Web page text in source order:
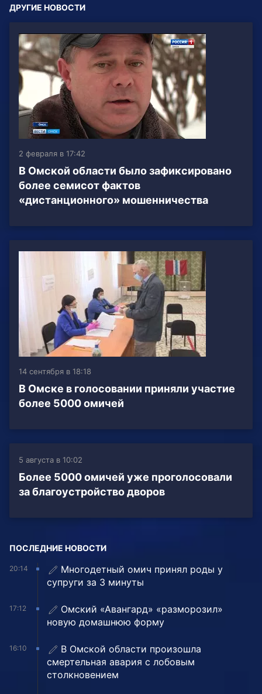
ДРУГИЕ НОВОСТИ
2 февраля в 17:42
В Омской области было зафиксировано
более семисот фактов
«дистанционного» мошенничества
14 сентября в 18:18
В Омске в голосовании приняли участие
более 5000 омичей
5 августа в 10:02
Более 5000 омичей уже проголосовали
за благоустройство дворов
ПОСЛЕДНИЕ НОВОСТИ
20:14
Многодетный омич принял роды у
супруги за 3 минуты
17:12
Омский «Авангард» «разморозил»
новую домашнюю форму
16:10
В Омской области произошла
смертельная авария с лобовым
столкновением